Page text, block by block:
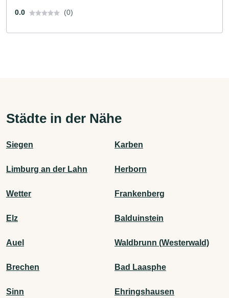
0.0 (0)
Städte in der Nähe
Siegen Karben
Limburg an der Lahn Herborn
Wetter Frankenberg
Elz Balduinstein
Auel Waldbrunn (Westerwald)
Brechen Bad Laasphe
Sinn Ehringshausen